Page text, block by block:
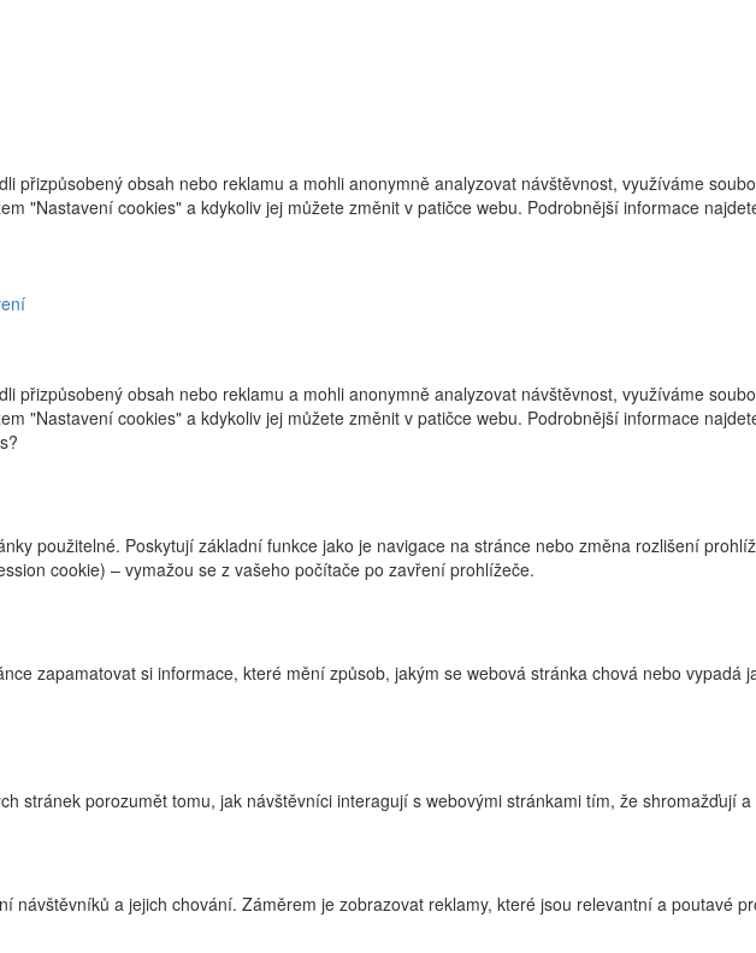
přizpůsobený obsah nebo reklamu a mohli anonymně analyzovat návštěvnost, využíváme
"Nastavení cookies" a kdykoliv jej můžete změnit v patičce webu. Podrobnější informace
přizpůsobený obsah nebo reklamu a mohli anonymně analyzovat návštěvnost, využíváme
"Nastavení cookies" a kdykoliv jej můžete změnit v patičce webu. Podrobnější informace
použitelné. Poskytují základní funkce jako je navigace na stránce nebo změna rozlišení
cookie) – vymažou se z vašeho počítače po zavření prohlížeče.
zapamatovat si informace, které mění způsob, jakým se webová stránka chová nebo vypadá
stránek porozumět tomu, jak návštěvníci interagují s webovými stránkami tím, že shromažďují
návštěvníků a jejich chování. Záměrem je zobrazovat reklamy, které jsou relevantní a poutavé